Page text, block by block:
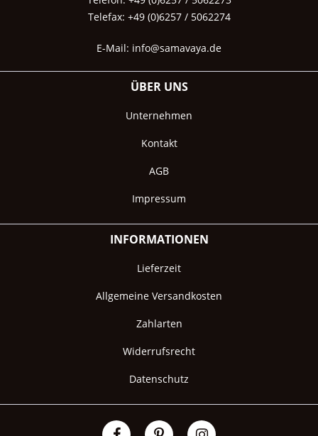
Telefax: +49 (0)6257 / 5062274
E-Mail: info@samavaya.de
ÜBER UNS
Unternehmen
Kontakt
AGB
Impressum
INFORMATIONEN
Lieferzeit
Allgemeine Versandkosten
Zahlarten
Widerrufsrecht
Datenschutz